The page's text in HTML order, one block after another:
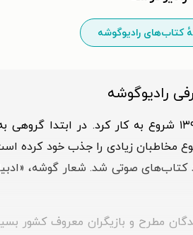
کتاب‌های رادیوگوشه
رادیوگوشه
است که برای اولین‌بار در دی‌ماه سال ۱۳۹۱ شروع به
زیادی را جذب خود کرده است.
کتاب‌های صوتی شد. شعار گوشه،
و بازیگران معروف کشور بسیار